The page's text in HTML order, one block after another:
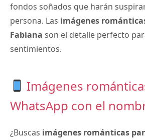
fondos soñados que harán
persona. Las imágenes
Fabiana son el detalle perfecto
sentimientos.
Imágenes
WhatsApp con el
¿Buscas imágenes románticas